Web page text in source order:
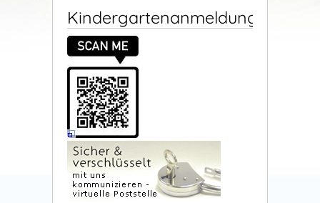
Kindergartenanmeldung